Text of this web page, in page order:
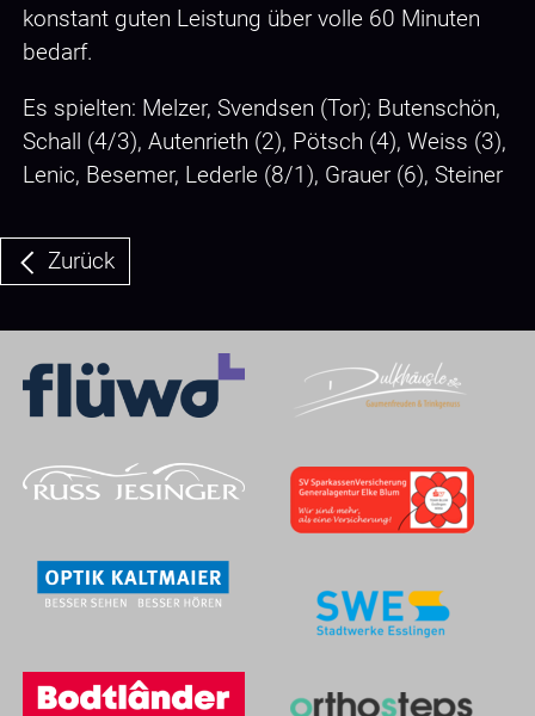
konstant guten Leistung über volle 60 Minuten
bedarf.
Es spielten: Melzer, Svendsen (Tor); Butenschön,
Schall (4/3), Autenrieth (2), Pötsch (4), Weiss (3),
Lenic, Besemer, Lederle (8/1), Grauer (6), Steiner
Zurück